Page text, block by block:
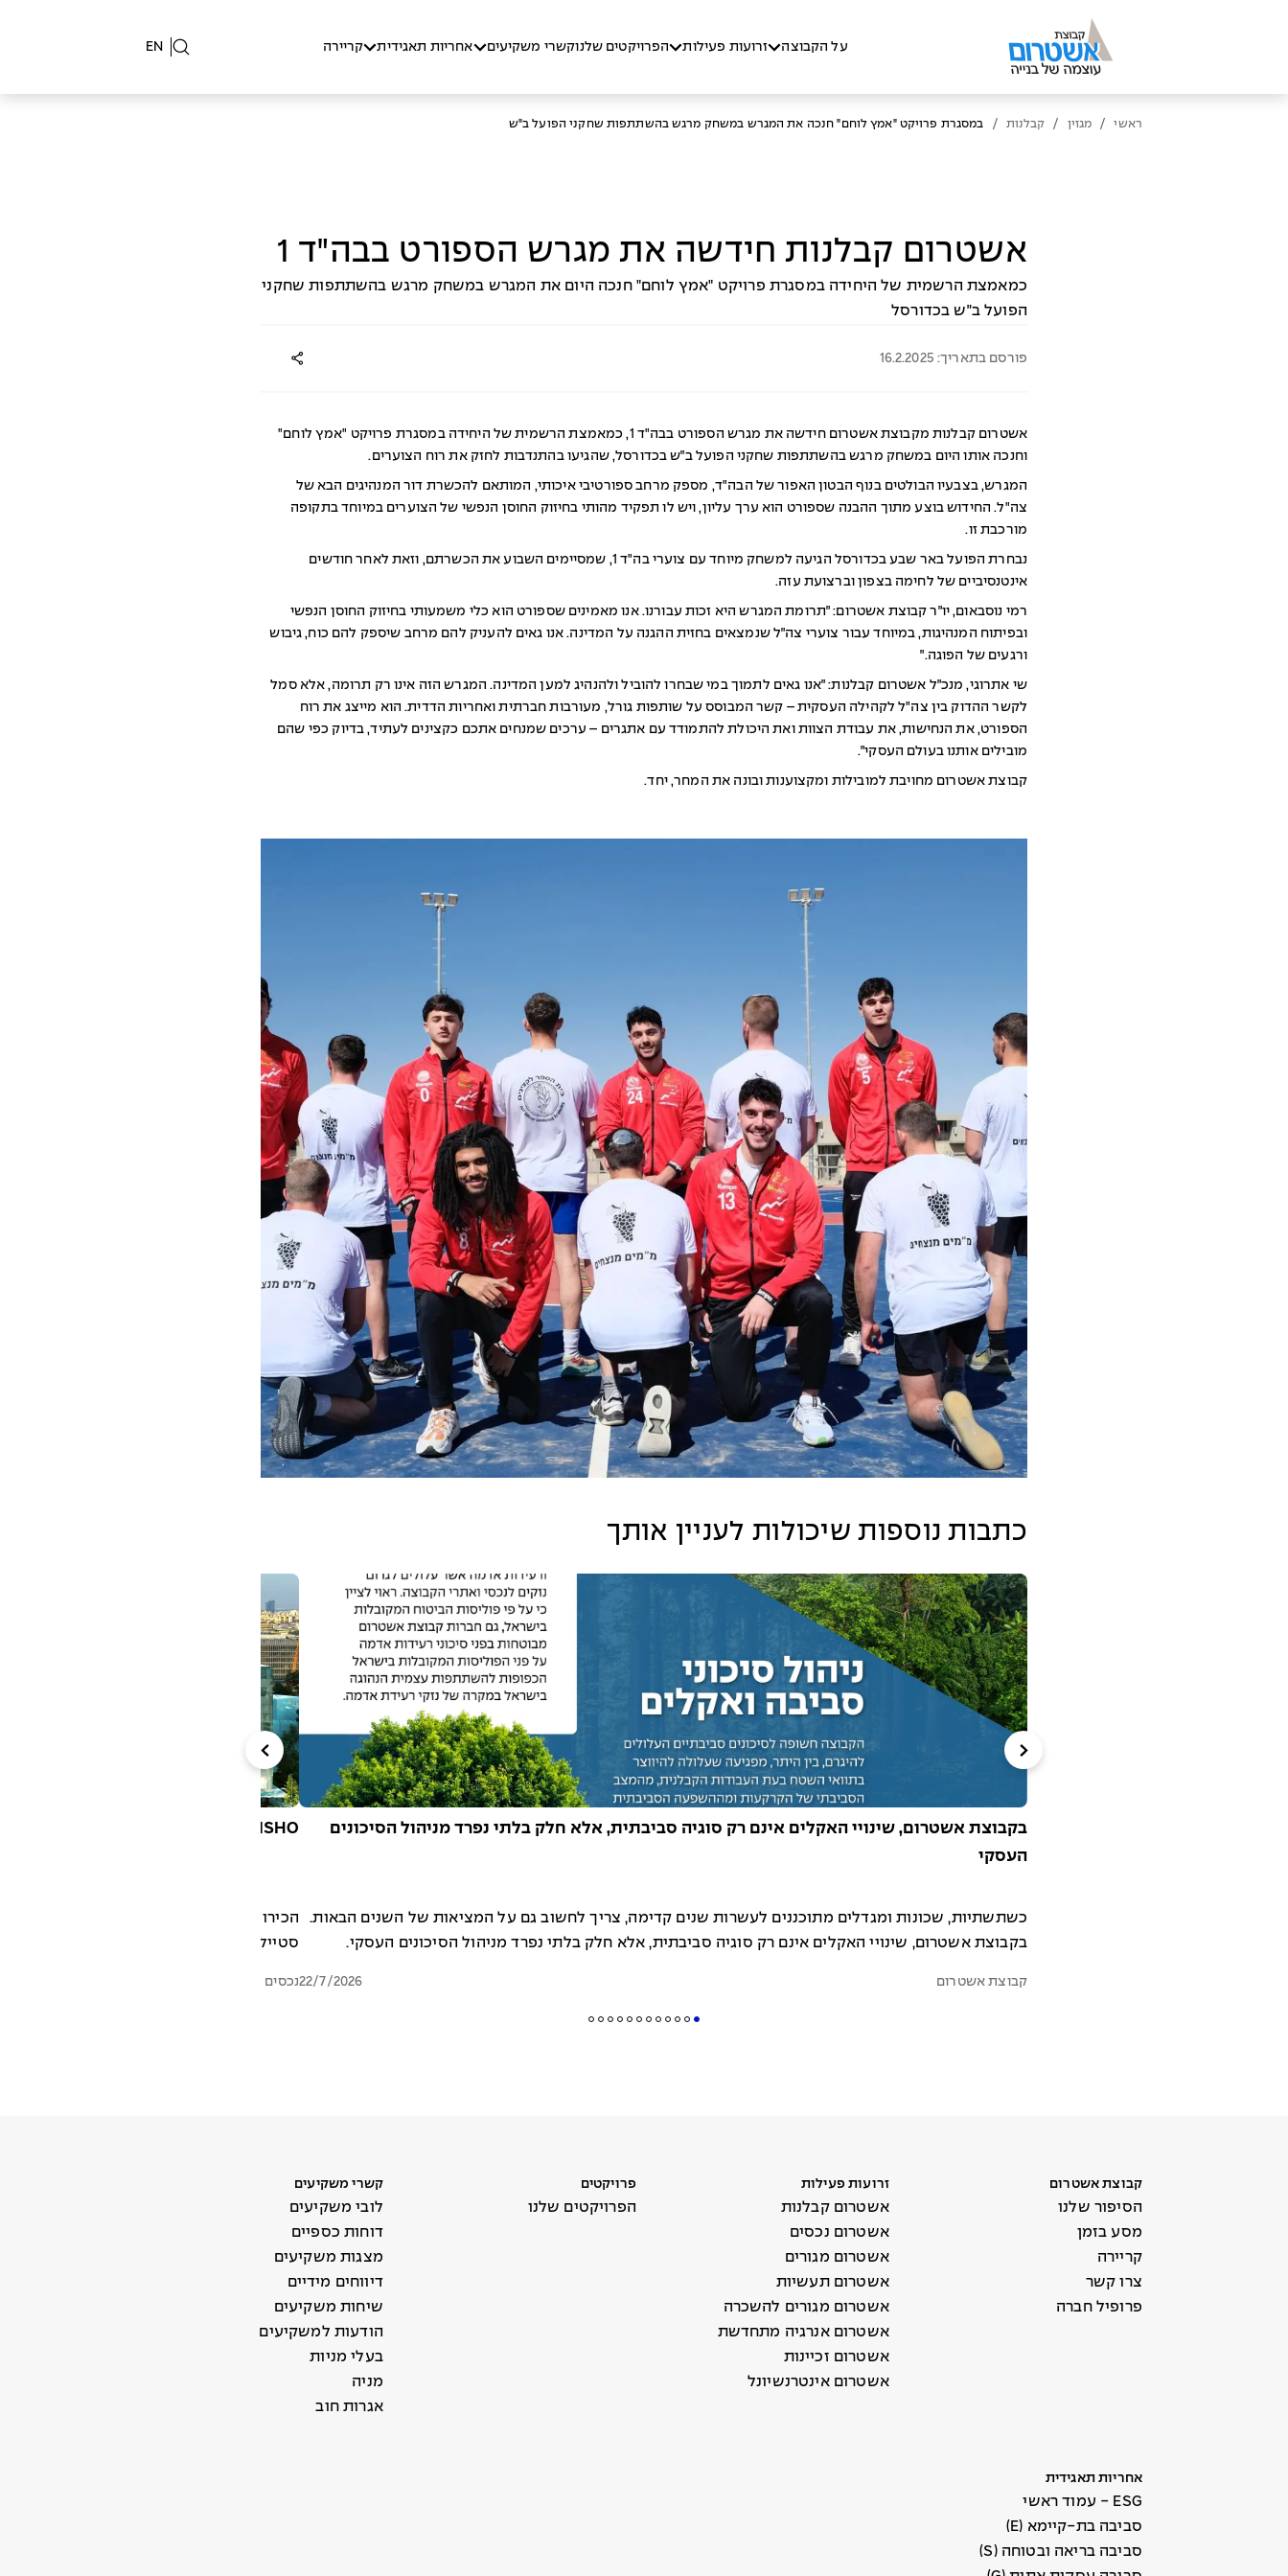
על הקבוצה זרועות פעילות הפרויקטים שלנוקשרי משקיעים אחריות תאגידית קריירה EN
ראשי / מגזין / קבלנות / במסגרת פרויקט "אמץ לוחם" חנכה את המגרש במשחק מרגש בהשתתפות שחקני הפועל ב"ש
אשטרום קבלנות חידשה את מגרש הספורט בבה"ד 1
כמאמצת הרשמית של היחידה במסגרת פרויקט "אמץ לוחם" חנכה היום את המגרש במשחק מרגש בהשתתפות שחקני
הפועל ב״ש בכדורסל
פורסם בתאריך: 16.2.2025
אשטרום קבלנות מקבוצת אשטרום חידשה את מגרש הספורט בבה"ד 1, כמאמצת הרשמית של היחידה במסגרת פרויקט "אמץ לוחם"
וחנכה אותו היום במשחק מרגש בהשתתפות שחקני הפועל ב״ש בכדורסל, שהגיעו בהתנדבות לחזק את רוח הצוערים.
המגרש, בצבעיו הבולטים בנוף הבטון האפור של הבה"ד, מספק מרחב ספורטיבי איכותי, המותאם להכשרת דור המנהיגים הבא של
צה"ל. החידוש בוצע מתוך ההבנה שספורט הוא ערך עליון, ויש לו תפקיד מהותי בחיזוק החוסן הנפשי של הצוערים במיוחד בתקופה
מורכבת זו.
נבחרת הפועל באר שבע בכדורסל הגיעה למשחק מיוחד עם צוערי בה"ד 1, שמסיימים השבוע את הכשרתם, וזאת לאחר חודשים
אינטנסיביים של לחימה בצפון וברצועת עזה.
רמי נוסבאום, יו״ר קבוצת אשטרום: ״תרומת המגרש היא זכות עבורנו. אנו מאמינים שספורט הוא כלי משמעותי בחיזוק החוסן הנפשי
ובפיתוח המנהיגות, במיוחד עבור צוערי צה״ל שנמצאים בחזית ההגנה על המדינה. אנו גאים להעניק להם מרחב שיספק להם כוח, גיבוש
ורגעים של הפוגה.״
שי אתרוגי, מנכ״ל אשטרום קבלנות: ״אנו גאים לתמוך במי שבחרו להוביל ולהנהיג למען המדינה. המגרש הזה אינו רק תרומה, אלא סמל
לקשר ההדוק בין צה"ל לקהילה העסקית – קשר המבוסס על שותפות גורל, מעורבות חברתית ואחריות הדדית. הוא מייצג את רוח
הספורט, את הנחישות, את עבודת הצוות ואת היכולת להתמודד עם אתגרים – ערכים שמנחים אתכם כקצינים לעתיד, בדיוק כפי שהם
מובילים אותנו בעולם העסקי״.
קבוצת אשטרום מחויבת למובילות ומקצוענות ובונה את המחר, יחד.
כתבות נוספות שיכולות לעניין אותך
בקבוצת אשטרום, שינויי האקלים אינם רק סוגיה סביבתית, אלא חלק בלתי נפרד מניהול הסיכונים
העסקי
כשתשתיות, שכונות ומגדלים מתוכננים לעשרות שנים קדימה, צריך לחשוב גם על המציאות של השנים הבאות.
בקבוצת אשטרום, שינויי האקלים אינם רק סוגיה סביבתית, אלא חלק בלתי נפרד מניהול הסיכונים העסקי.
קבוצת אשטרום 22/7/2026
RISHO בראשל"צ הוא אחד מהמתחמים המסקרנים ביותר שנראו בישראל
סטייל
נכסים
קבוצת אשטרום
הסיפור שלנו
מסע בזמן
קריירה
צרו קשר
פרופיל חברה
זרועות פעילות
אשטרום קבלנות
אשטרום נכסים
אשטרום מגורים
אשטרום תעשיות
אשטרום מגורים להשכרה
אשטרום אנרגיה מתחדשת
אשטרום זכיינות
אשטרום אינטרנשיונל
פרויקטים
הפרויקטים שלנו
קשרי משקיעים
לובי משקיעים
דוחות כספיים
מצגות משקיעים
דיווחים מידיים
שיחות משקיעים
הודעות למשקיעים
בעלי מניות
מניה
אגרות חוב
אחריות תאגידית
ESG - עמוד ראשי
סביבה בת-קיימא (E)
סביבה בריאה ובטוחה (S)